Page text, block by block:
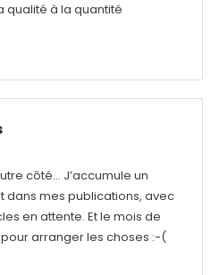
qualité à la quantité
côté… J’accumule un
dans mes publications, avec
en attente. Et le mois de
arranger les choses :-(